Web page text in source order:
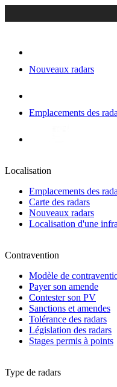
Nouveaux radars
Emplacements des
Localisation
Emplacements des
Carte des radars
Nouveaux radars
Localisation d'une
Contravention
Modèle de
Payer son amende
Contester son PV
Sanctions et amendes
Tolérance des radars
Législation des radars
Stages permis à points
Type de radars